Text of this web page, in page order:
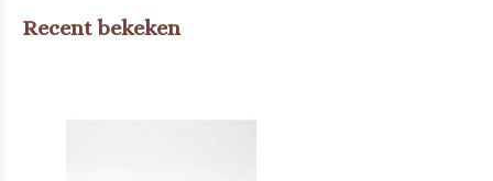
Recent bekeken